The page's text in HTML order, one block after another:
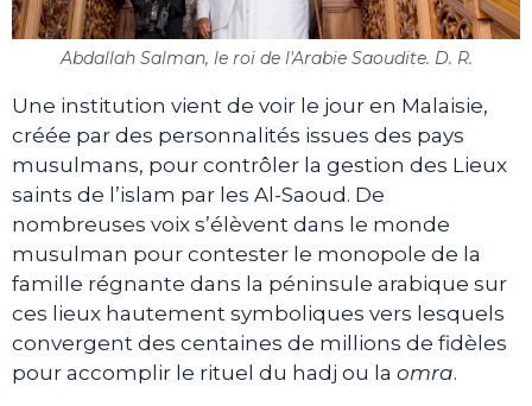
Abdallah Salman, le roi de l'Arabie Saoudite. D. R.
Une institution vient de voir le jour en Malaisie,
créée par des personnalités issues des pays
musulmans, pour contrôler la gestion des Lieux
saints de l’islam par les Al-Saoud. De
nombreuses voix s’élèvent dans le monde
musulman pour contester le monopole de la
famille régnante dans la péninsule arabique sur
ces lieux hautement symboliques vers lesquels
convergent des centaines de millions de fidèles
pour accomplir le rituel du hadj ou la omra.